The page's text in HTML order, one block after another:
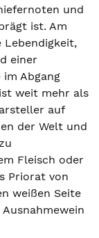
und
ist. Am
Lebendigkeit,
einer
Abgang
weit mehr als
auf
der Welt und
Fleisch oder
Priorat von
weißen Seite